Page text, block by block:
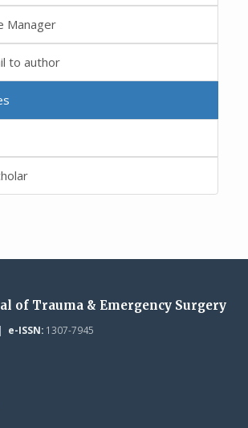
Manager
to author
of Trauma & Emergency Surgery
e-ISSN:1307-7945